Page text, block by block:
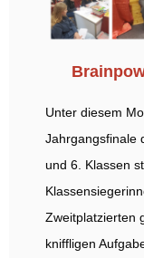
Unter diesem
Jahrgangsfinale
und 6. Klassen
Zweitplatzierten
kniffligen